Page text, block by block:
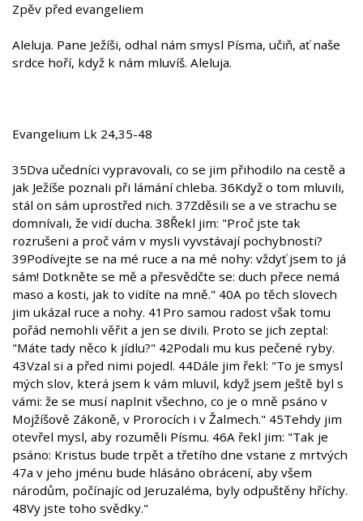
Zpěv před evangeliem
Aleluja. Pane Ježíši, odhal nám smysl Písma, učiň, ať naše
srdce hoří, když k nám mluvíš. Aleluja.
Evangelium Lk 24,35-48
35Dva učedníci vypravovali, co se jim přihodilo na cestě a
jak Ježíše poznali při lámání chleba. 36Když o tom mluvili,
stál on sám uprostřed nich. 37Zděsili se a ve strachu se
domnívali, že vidí ducha. 38Řekl jim: "Proč jste tak
rozrušeni a proč vám v mysli vyvstávají pochybnosti?
39Podívejte se na mé ruce a na mé nohy: vždyť jsem to já
sám! Dotkněte se mě a přesvědčte se: duch přece nemá
maso a kosti, jak to vidíte na mně." 40A po těch slovech
jim ukázal ruce a nohy. 41Pro samou radost však tomu
pořád nemohli věřit a jen se divili. Proto se jich zeptal:
"Máte tady něco k jídlu?" 42Podali mu kus pečené ryby.
43Vzal si a před nimi pojedl. 44Dále jim řekl: "To je smysl
mých slov, která jsem k vám mluvil, když jsem ještě byl s
vámi: že se musí naplnit všechno, co je o mně psáno v
Mojžíšově Zákoně, v Prorocích i v Žalmech." 45Tehdy jim
otevřel mysl, aby rozuměli Písmu. 46A řekl jim: "Tak je
psáno: Kristus bude trpět a třetího dne vstane z mrtvých
47a v jeho jménu bude hlásáno obrácení, aby všem
národům, počínajíc od Jeruzaléma, byly odpuštěny hříchy.
48Vy jste toho svědky."